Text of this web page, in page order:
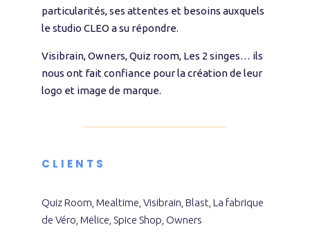
particularités, ses attentes et besoins auxquels
le studio CLEO a su répondre.
Visibrain, Owners, Quiz room, Les 2 singes… ils
nous ont fait confiance pour la création de leur
logo et image de marque.
CLIENTS
Quiz Room, Mealtime, Visibrain, Blast, La fabrique
de Véro, Mëlice, Spice Shop, Owners